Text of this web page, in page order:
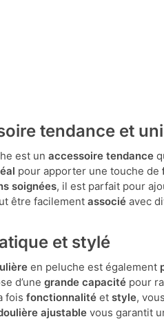
tendance et
est unaccessoire tendance
pour apporter une touche de
soignées, il est parfait pour
être facilementassocié avec
et stylé
en peluche est également
d’unegrande capacité pour
foisfonctionnalité et style,
ajustable vous garantit